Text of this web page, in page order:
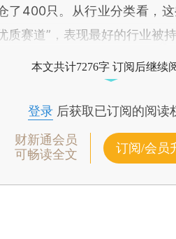
了400只。从行业分类看，
质赛道”，表现最好的行业被
本文共计7276字 订阅后继续
登录后获取已订阅的阅读
财新通会员
可畅读全文
订阅/会员